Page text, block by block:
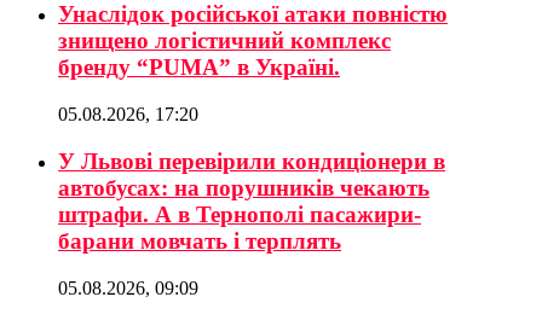
Унаслідок російської атаки повністю
знищено логістичний комплекс
бренду “PUMA” в Україні.
05.08.2026, 17:20
У Львові перевірили кондиціонери в
автобусах: на порушників чекають
штрафи. А в Тернополі пасажири-
барани мовчать і терплять
05.08.2026, 09:09